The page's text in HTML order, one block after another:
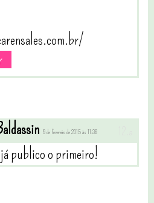
9 de fevereiro de 2015 às 11:38
já publico o primeiro!